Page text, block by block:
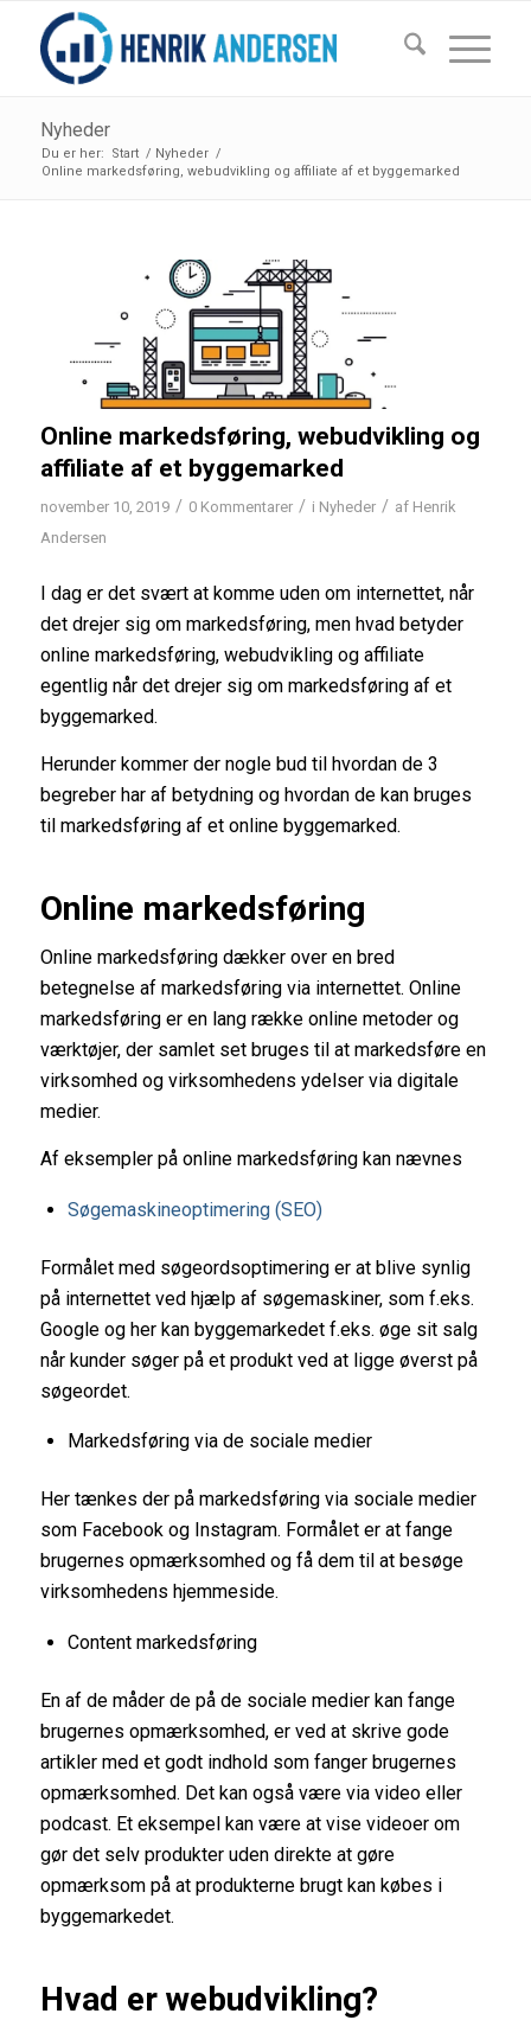
Nyheder
Du er her: Start / Nyheder /
Online markedsføring, webudvikling og affiliate af et byggemarked
Online markedsføring, webudvikling og
affiliate af et byggemarked
november 10, 2019 / 0 Kommentarer / i Nyheder / af Henrik
Andersen
I dag er det svært at komme uden om internettet, når
det drejer sig om markedsføring, men hvad betyder
online markedsføring, webudvikling og affiliate
egentlig når det drejer sig om markedsføring af et
byggemarked.
Herunder kommer der nogle bud til hvordan de 3
begreber har af betydning og hvordan de kan bruges
til markedsføring af et online byggemarked.
Online markedsføring
Online markedsføring dækker over en bred
betegnelse af markedsføring via internettet. Online
markedsføring er en lang række online metoder og
værktøjer, der samlet set bruges til at markedsføre en
virksomhed og virksomhedens ydelser via digitale
medier.
Af eksempler på online markedsføring kan nævnes
Søgemaskineoptimering (SEO)
Formålet med søgeordsoptimering er at blive synlig
på internettet ved hjælp af søgemaskiner, som f.eks.
Google og her kan byggemarkedet f.eks. øge sit salg
når kunder søger på et produkt ved at ligge øverst på
søgeordet.
Markedsføring via de sociale medier
Her tænkes der på markedsføring via sociale medier
som Facebook og Instagram. Formålet er at fange
brugernes opmærksomhed og få dem til at besøge
virksomhedens hjemmeside.
Content markedsføring
En af de måder de på de sociale medier kan fange
brugernes opmærksomhed, er ved at skrive gode
artikler med et godt indhold som fanger brugernes
opmærksomhed. Det kan også være via video eller
podcast. Et eksempel kan være at vise videoer om
gør det selv produkter uden direkte at gøre
opmærksom på at produkterne brugt kan købes i
byggemarkedet.
Hvad er webudvikling?